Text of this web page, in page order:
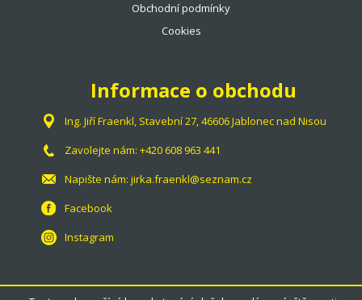
Obchodní podmínky
Cookies
Informace o obchodu
Ing. Jiří Fraenkl, Stavební 27, 46606 Jablonec nad Nisou
Zavolejte nám: +420 608 963 441
Napište nám: jirka.fraenkl@seznam.cz
Facebook
Instagram